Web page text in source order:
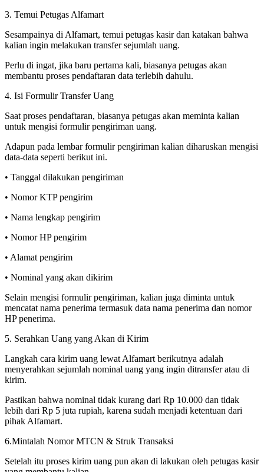
3. Temui Petugas Alfamart
Sesampainya di Alfamart, temui petugas kasir dan katakan bahwa
kalian ingin melakukan transfer sejumlah uang.
Perlu di ingat, jika baru pertama kali, biasanya petugas akan
membantu proses pendaftaran data terlebih dahulu.
4. Isi Formulir Transfer Uang
Saat proses pendaftaran, biasanya petugas akan meminta kalian
untuk mengisi formulir pengiriman uang.
Adapun pada lembar formulir pengiriman kalian diharuskan mengisi
data-data seperti berikut ini.
• Tanggal dilakukan pengiriman
• Nomor KTP pengirim
• Nama lengkap pengirim
• Nomor HP pengirim
• Alamat pengirim
• Nominal yang akan dikirim
Selain mengisi formulir pengiriman, kalian juga diminta untuk
mencatat nama penerima termasuk data nama penerima dan nomor
HP penerima.
5. Serahkan Uang yang Akan di Kirim
Langkah cara kirim uang lewat Alfamart berikutnya adalah
menyerahkan sejumlah nominal uang yang ingin ditransfer atau di
kirim.
Pastikan bahwa nominal tidak kurang dari Rp 10.000 dan tidak
lebih dari Rp 5 juta rupiah, karena sudah menjadi ketentuan dari
pihak Alfamart.
6.Mintalah Nomor MTCN & Struk Transaksi
Setelah itu proses kirim uang pun akan di lakukan oleh petugas kasir